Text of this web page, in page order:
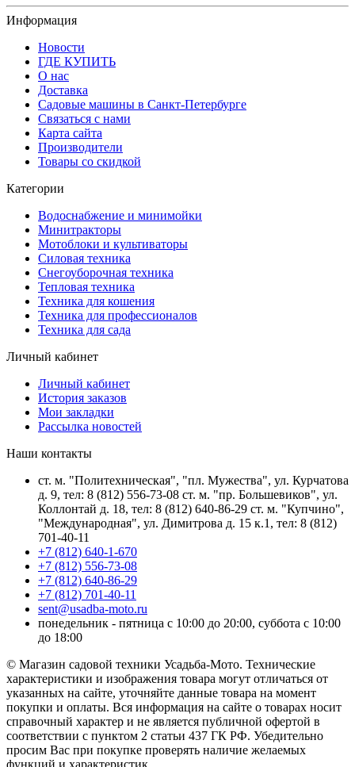
Информация
Новости
ГДЕ КУПИТЬ
О нас
Доставка
Садовые машины в Санкт-Петербурге
Связаться с нами
Карта сайта
Производители
Товары со скидкой
Категории
Водоснабжение и минимойки
Минитракторы
Мотоблоки и культиваторы
Силовая техника
Снегоуборочная техника
Тепловая техника
Техника для кошения
Техника для профессионалов
Техника для сада
Личный кабинет
Личный кабинет
История заказов
Мои закладки
Рассылка новостей
Наши контакты
ст. м. "Политехническая", "пл. Мужества", ул. Курчатова
д. 9, тел: 8 (812) 556-73-08 ст. м. "пр. Большевиков", ул.
Коллонтай д. 18, тел: 8 (812) 640-86-29 ст. м. "Купчино",
"Международная", ул. Димитрова д. 15 к.1, тел: 8 (812)
701-40-11
+7 (812) 640-1-670
+7 (812) 556-73-08
+7 (812) 640-86-29
+7 (812) 701-40-11
sent@usadba-moto.ru
понедельник - пятница с 10:00 до 20:00, суббота с 10:00
до 18:00
© Магазин садовой техники Усадьба-Мото. Технические
характеристики и изображения товара могут отличаться от
указанных на сайте, уточняйте данные товара на момент
покупки и оплаты. Вся информация на сайте о товарах носит
справочный характер и не является публичной офертой в
соответствии с пунктом 2 статьи 437 ГК РФ. Убедительно
просим Вас при покупке проверять наличие желаемых
функций и характеристик.